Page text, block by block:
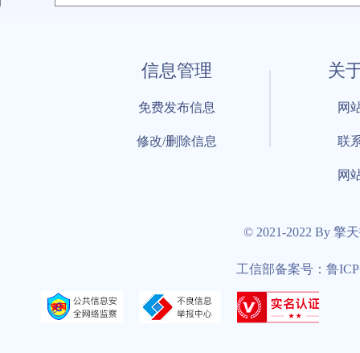
信息管理
免费发布信息
修改/删除信息
关
网
联
网
© 2021-2022 By 擎
工信部备案号：鲁